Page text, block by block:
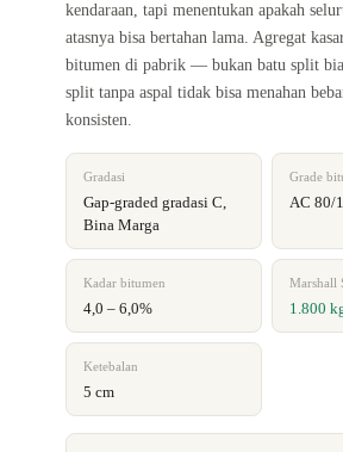
kendaraan, tapi menentukan apakah
atasnya bisa bertahan lama. Agregat
bitumen di pabrik — bukan batu split
split tanpa aspal tidak bisa menahan
konsisten.
Gradasi
Gap-graded gradasi C,
Bina Marga
Grade
AC 80/
Kadar bitumen
4,0 – 6,0%
Marshall
1.800
Ketebalan
5 cm